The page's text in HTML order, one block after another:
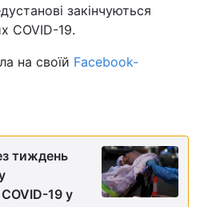
закінчуються
COVID-19.
на своїй Facebook-
тиждень
19 у